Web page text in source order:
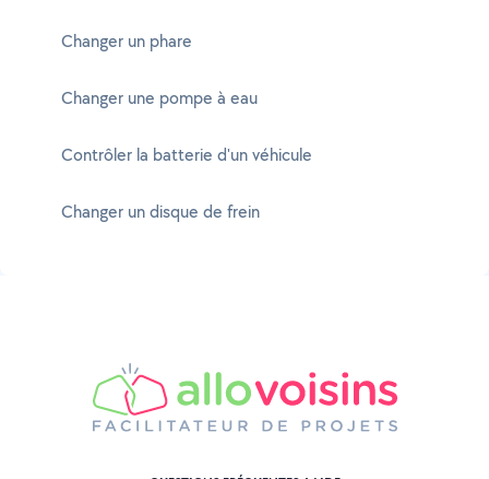
Changer un phare
Changer une pompe à eau
Contrôler la batterie d'un véhicule
Changer un disque de frein